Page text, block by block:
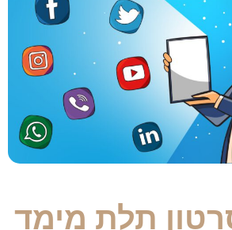
תלת מימד